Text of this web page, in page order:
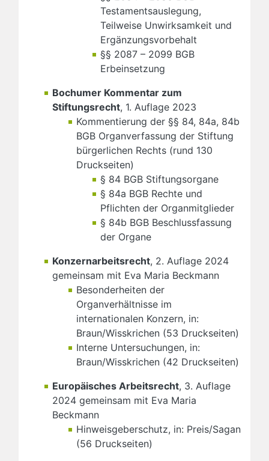
Testamentsauslegung,
Teilweise Unwirksamkeit und
Ergänzungsvorbehalt
§§ 2087 – 2099 BGB
Erbeinsetzung
Bochumer Kommentar zum
Stiftungsrecht, 1. Auflage 2023
Kommentierung der §§ 84, 84a, 84b
BGB Organverfassung der Stiftung
bürgerlichen Rechts (rund 130
Druckseiten)
§ 84 BGB Stiftungsorgane
§ 84a BGB Rechte und
Pflichten der Organmitglieder
§ 84b BGB Beschlussfassung
der Organe
Konzernarbeitsrecht, 2. Auflage 2024
gemeinsam mit Eva Maria Beckmann
Besonderheiten der
Organverhältnisse im
internationalen Konzern, in:
Braun/Wisskrichen (53 Druckseiten)
Interne Untersuchungen, in:
Braun/Wisskrichen (42 Druckseiten)
Europäisches Arbeitsrecht, 3. Auflage
2024 gemeinsam mit Eva Maria
Beckmann
Hinweisgeberschutz, in: Preis/Sagan
(56 Druckseiten)